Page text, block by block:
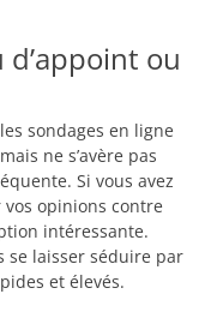
ou
sondages en ligne
ne s’avère pas
Si vous avez
opinions contre
intéressante.
se laisser séduire par
et élevés.